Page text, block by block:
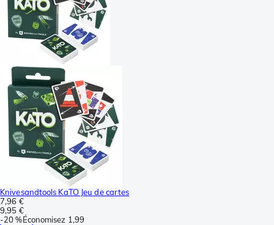
Knivesandtools KaTO Jeu de cartes
7,96 €
9,95 €
-20 %Économisez 1,99